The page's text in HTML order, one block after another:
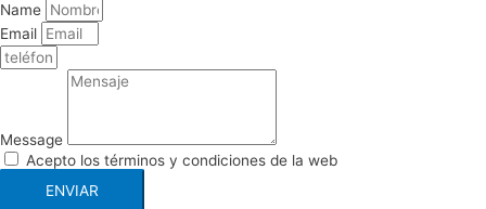
Name
Email
Message
Acepto los términos y condiciones de la web
ENVIAR